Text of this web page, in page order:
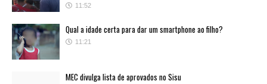
11:52
Qual a idade certa para dar um smartphone ao filho?
11:21
MEC divulga lista de aprovados no Sisu